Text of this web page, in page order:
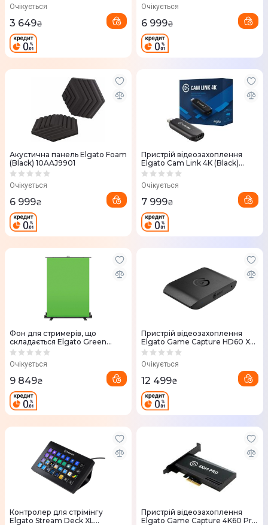
Очікується
3 649₴
Очікується
6 999₴
Акустична панель Elgato Foam
(Black) 10AAJ9901
Очікується
6 999₴
Пристрій відеозахоплення
Elgato Cam Link 4K (Black)
10GAM9901
Очікується
7 999₴
Фон для стримерів, що
складається Elgato Green
Screen (10GAF9901)
Очікується
9 849₴
Пристрій відеозахоплення
Elgato Game Capture HD60 X
(10GBE9901)
Очікується
12 499₴
Контролер для стрімінгу
Elgato Stream Deck XL
Пристрій відеозахоплення
Elgato Game Capture 4K60 Pro